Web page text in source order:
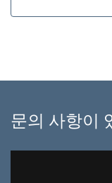
문의 사항이